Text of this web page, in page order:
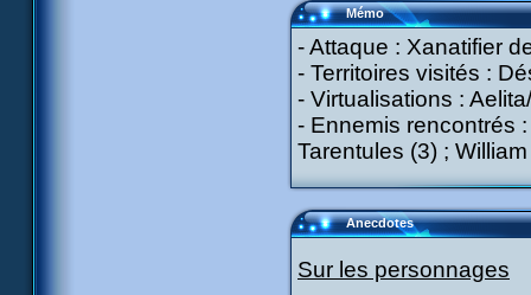
Mémo
- Attaque : Xanatifier
- Territoires visités :
- Virtualisations :
- Ennemis rencontrés
Tarentules (3) ; William
Anecdotes
Sur les personnages